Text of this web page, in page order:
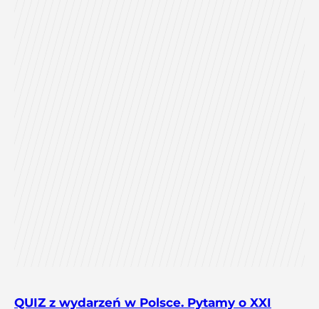
QUIZ z wydarzeń w Polsce. Pytamy o XXI